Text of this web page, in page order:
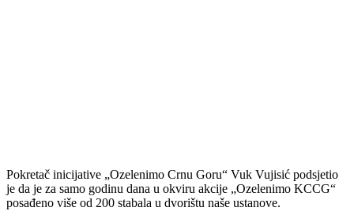
Pokretač inicijative „Ozelenimo Crnu Goru“ Vuk Vujisić podsjetio
je da je za samo godinu dana u okviru akcije „Ozelenimo KCCG“
posađeno više od 200 stabala u dvorištu naše ustanove.